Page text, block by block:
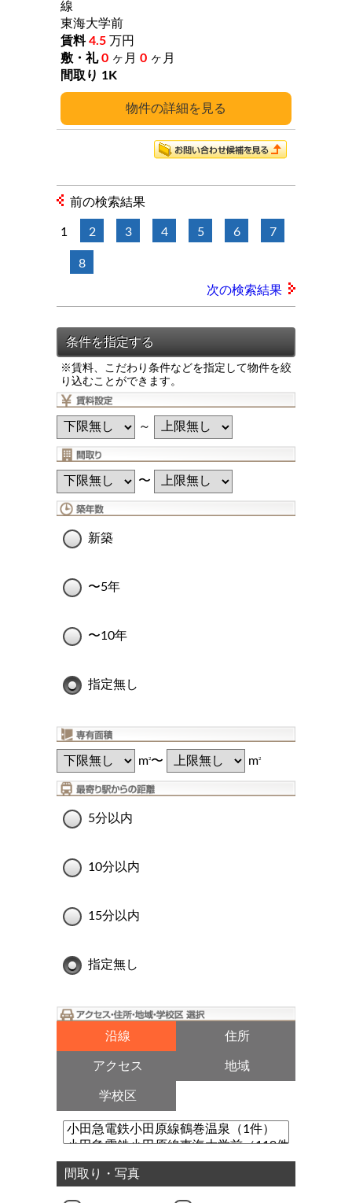
詳細
線
東海大学前
4.5 万円
0 ヶ月 0 ヶ月
1K
前の検索結果
1 2 3 4 5 6 7
8
次の検索結果
※賃料、こだわり条件などを指定して物件を絞
り込むことができます。
～
〜
新築
〜5年
〜10年
指定無し
m2〜 m2
5分以内
10分以内
15分以内
指定無し
沿線 住所
アクセス 地域
学校区
間取り・写真